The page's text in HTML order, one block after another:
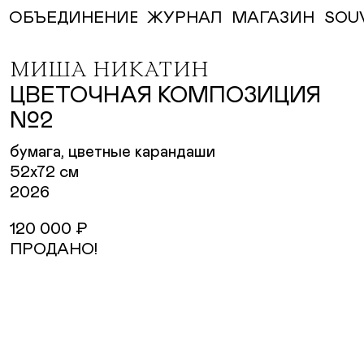
ОБЪЕДИНЕНИЕ ЖУРНАЛ МАГАЗИН
МИША НИКАТИН
ЦВЕТОЧНАЯ КОМПОЗИЦИЯ
№2
бумага, цветные карандаши
52х72 см
2026
120 000 ₽
ПРОДАНО!